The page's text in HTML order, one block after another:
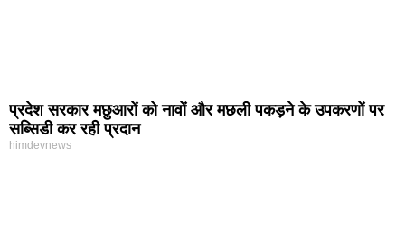
प्रदेश सरकार मछुआरों को नावों और मछली पकड़ने के उपकरणों पर
सब्सिडी कर रही प्रदान
himdevnews